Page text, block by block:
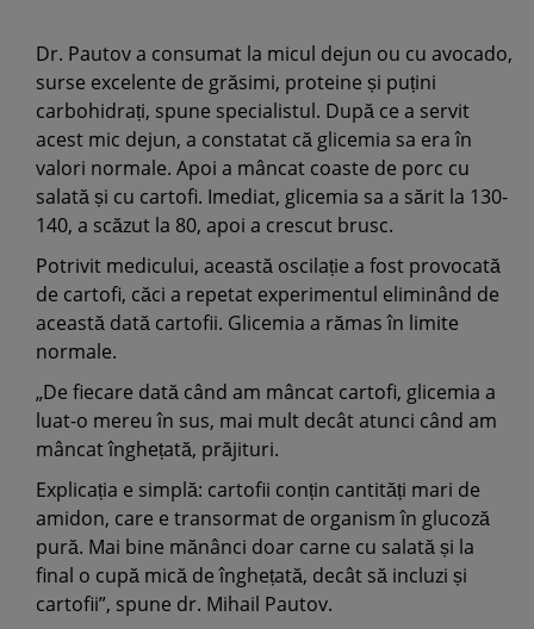
Dr. Pautov a consumat la micul dejun ou cu avocado,
surse excelente de grăsimi, proteine și puțini
carbohidrați, spune specialistul. După ce a servit
acest mic dejun, a constatat că glicemia sa era în
valori normale. Apoi a mâncat coaste de porc cu
salată și cu cartofi. Imediat, glicemia sa a sărit la 130-
140, a scăzut la 80, apoi a crescut brusc.
Potrivit medicului, această oscilație a fost provocată
de cartofi, căci a repetat experimentul eliminând de
această dată cartofii. Glicemia a rămas în limite
normale.
„De fiecare dată când am mâncat cartofi, glicemia a
luat-o mereu în sus, mai mult decât atunci când am
mâncat înghețată, prăjituri.
Explicația e simplă: cartofii conțin cantități mari de
amidon, care e transormat de organism în glucoză
pură. Mai bine mănânci doar carne cu salată și la
final o cupă mică de înghețată, decât să incluzi și
cartofii”, spune dr. Mihail Pautov.